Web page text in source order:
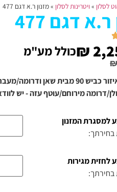
לסלון » ויטרינות לסלון »מזנון ר.א דגם 477
דגם 477
₪
₪כולל מע"מ
*יישובים באיזור כביש 90 מבית
למסגרת המזנון
בחירתך:
לחזית מגירות
בחירתך: